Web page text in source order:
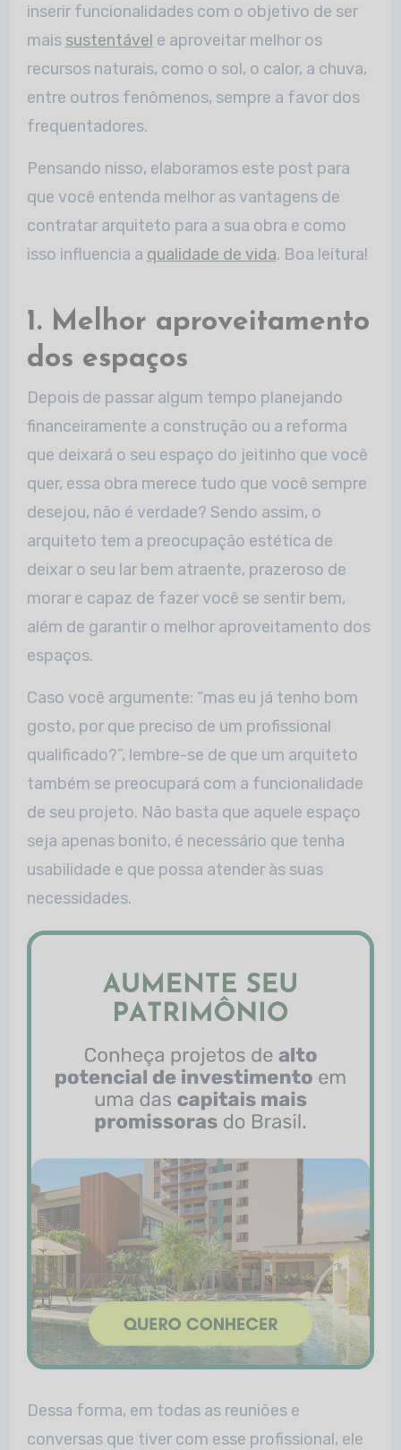
inserir funcionalidades com o objetivo de ser
mais sustentável e aproveitar melhor os
recursos naturais, como o sol, o calor, a chuva,
entre outros fenômenos, sempre a favor dos
frequentadores.
Pensando nisso, elaboramos este post para
que você entenda melhor as vantagens de
contratar arquiteto para a sua obra e como
isso influencia a qualidade de vida. Boa leitura!
1. Melhor aproveitamento
dos espaços
Depois de passar algum tempo planejando
financeiramente a construção ou a reforma
que deixará o seu espaço do jeitinho que você
quer, essa obra merece tudo que você sempre
desejou, não é verdade? Sendo assim, o
arquiteto tem a preocupação estética de
deixar o seu lar bem atraente, prazeroso de
morar e capaz de fazer você se sentir bem,
além de garantir o melhor aproveitamento dos
espaços.
Caso você argumente: “mas eu já tenho bom
gosto, por que preciso de um profissional
qualificado?”, lembre-se de que um arquiteto
também se preocupará com a funcionalidade
de seu projeto. Não basta que aquele espaço
seja apenas bonito, é necessário que tenha
usabilidade e que possa atender às suas
necessidades.
Dessa forma, em todas as reuniões e
conversas que tiver com esse profissional, ele